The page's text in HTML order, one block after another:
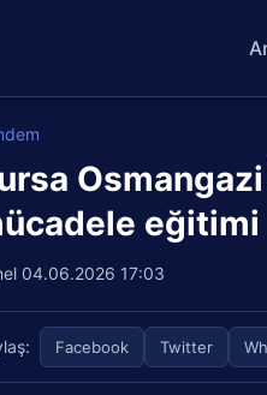
eğitimi
04.06.2026 17:03
Facebook Twitter